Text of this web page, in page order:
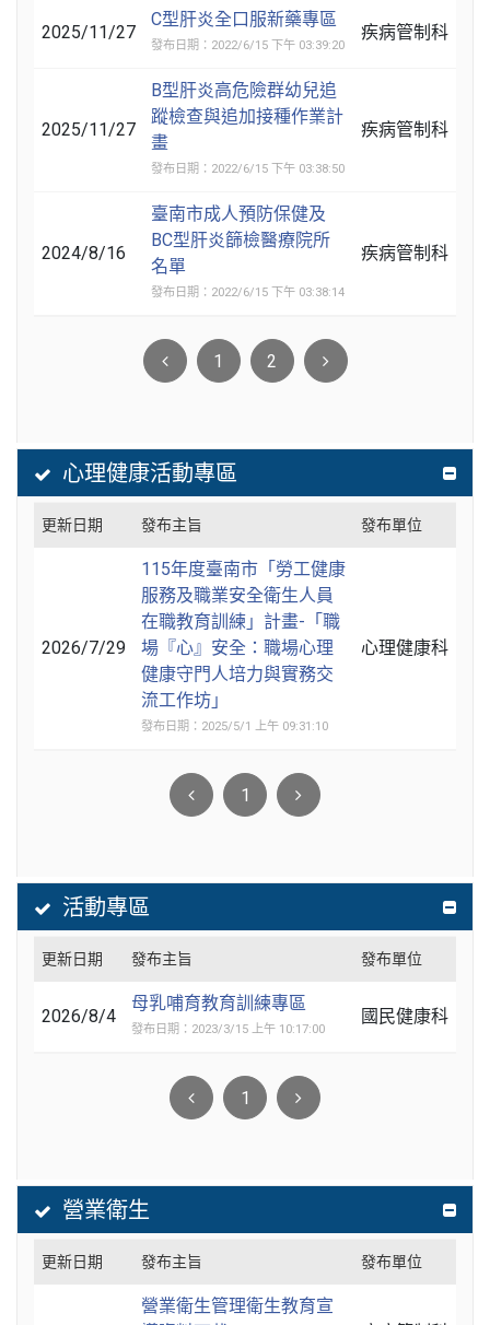
2025/11/27
C型肝炎全口服新藥專區
發布日期：2022/6/15 下午 03:39:20
疾病管制科
2025/11/27
B型肝炎高危險群幼兒追
蹤檢查與追加接種作業計
畫
發布日期：2022/6/15 下午 03:38:50
疾病管制科
2024/8/16
臺南市成人預防保健及
BC型肝炎篩檢醫療院所
名單
發布日期：2022/6/15 下午 03:38:14
疾病管制科
1 2
心理健康活動專區
更新日期 發布主旨 發布單位
2026/7/29
115年度臺南市「勞工健康
服務及職業安全衛生人員
在職教育訓練」計畫-「職
場『心』安全：職場心理
健康守門人培力與實務交
流工作坊」
發布日期：2025/5/1 上午 09:31:10
心理健康科
1
活動專區
更新日期 發布主旨 發布單位
2026/8/4
母乳哺育教育訓練專區
發布日期：2023/3/15 上午 10:17:00
國民健康科
1
營業衛生
更新日期 發布主旨 發布單位
營業衛生管理衛生教育宣